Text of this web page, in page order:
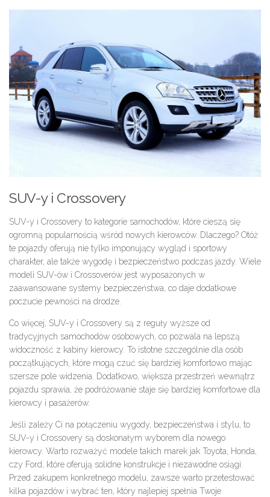
SUV-y i Crossovery
SUV-y i Crossovery to kategorie samochodów, które cieszą się
ogromną popularnością wśród nowych kierowców. Dlaczego? Otóż
te pojazdy oferują nie tylko imponujący wygląd i sportowy
charakter, ale także wygodę i bezpieczeństwo podczas jazdy. Wiele
modeli SUV-ów i Crossoverów jest wyposażonych w
zaawansowane systemy bezpieczeństwa, co daje dodatkowe
poczucie pewności na drodze.
Co więcej, SUV-y i Crossovery są z reguły wyższe od
tradycyjnych samochodów osobowych, co pozwala na lepszą
widoczność z kabiny kierowcy. To istotne szczególnie dla osób
początkujących, które mogą czuć się bardziej komfortowo mając
szersze pole widzenia. Dodatkowo, większa przestrzeń wewnątrz
pojazdu sprawia, że podróżowanie staje się bardziej komfortowe dla
kierowcy i pasażerów.
Jeśli zależy Ci na połączeniu wygody, bezpieczeństwa i stylu, to
SUV-y i Crossovery są doskonałym wyborem dla nowego
kierowcy. Warto rozważyć modele takich marek jak Toyota, Honda,
czy Ford, które oferują solidne konstrukcje i niezawodne osiągi.
Przed zakupem konkretnego modelu, zawsze warto przetestować
kilka pojazdów i wybrać ten, który najlepiej spełnia Twoje